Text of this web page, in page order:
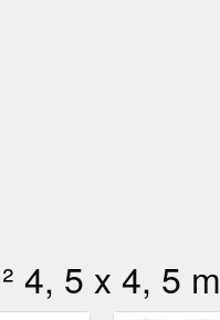
4, 5 x 4, 5 m